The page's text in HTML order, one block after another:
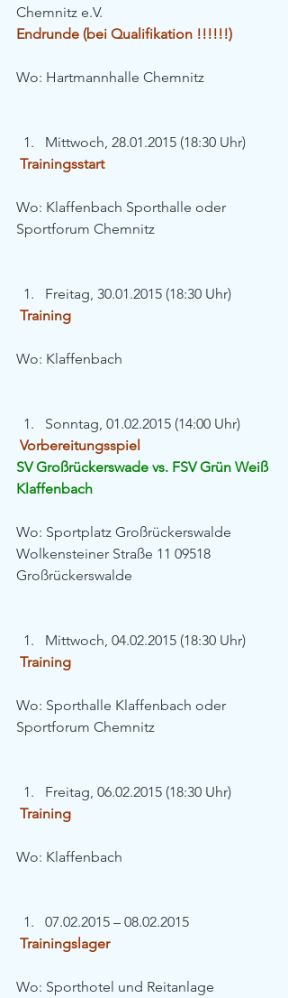
Chemnitz e.V.
Endrunde (bei Qualifikation !!!!!!)
Wo: Hartmannhalle Chemnitz
Mittwoch, 28.01.2015 (18:30 Uhr)
Trainingsstart
Wo: Klaffenbach Sporthalle oder
Sportforum Chemnitz
Freitag, 30.01.2015 (18:30 Uhr)
Training
Wo: Klaffenbach
Sonntag, 01.02.2015 (14:00 Uhr)
Vorbereitungsspiel
SV Großrückerswade vs. FSV Grün Weiß
Klaffenbach
Wo: Sportplatz Großrückerswalde
Wolkensteiner Straße 11 09518
Großrückerswalde
Mittwoch, 04.02.2015 (18:30 Uhr)
Training
Wo: Sporthalle Klaffenbach oder
Sportforum Chemnitz
Freitag, 06.02.2015 (18:30 Uhr)
Training
Wo: Klaffenbach
07.02.2015 – 08.02.2015
Trainingslager
Wo: Sporthotel und Reitanlage